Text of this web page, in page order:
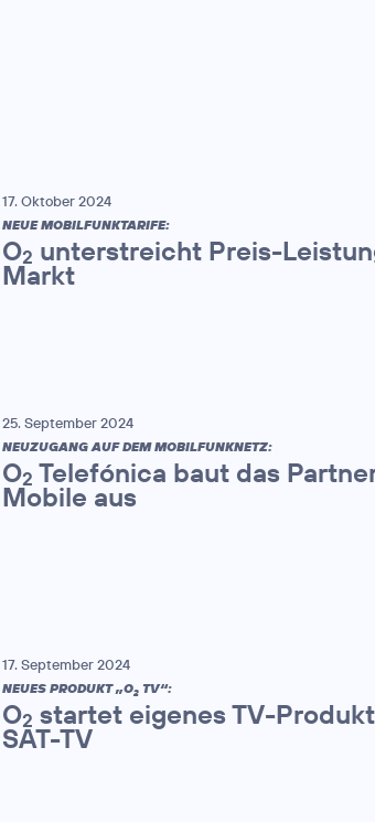
17. Oktober 2024
NEUE MOBILFUNKTARIFE:
O2 unterstreicht Preis-
Markt
25. September 2024
NEUZUGANG AUF DEM MOBILFUNKNETZ:
O2 Telefónica baut das
Mobile aus
17. September 2024
NEUES PRODUKT „O2 TV“:
O2 startet eigenes TV-
SAT-TV